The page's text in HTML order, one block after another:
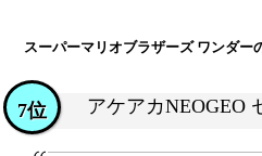
スーパーマリオブラザーズ ワンダー
アケアカNEOGEO
7位